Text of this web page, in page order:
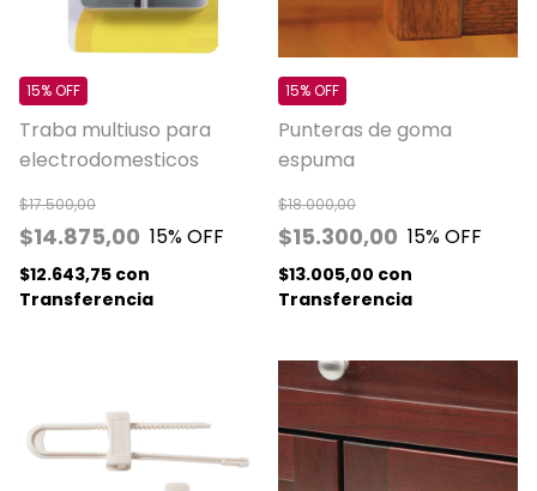
Traba multiuso para
electrodomesticos
$14.875,00
$17.500,00
15% OFF
15% OFF
$12.643,75 con
Transferencia
Punteras de goma
espuma
$15.300,00
$18.000,00
15% OFF
15% OFF
$13.005,00 con
Transferencia